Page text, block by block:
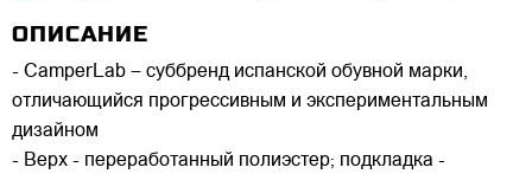
ОПИСАНИЕ
- CamperLab – суббренд испанской обувной марки,
отличающийся прогрессивным и экспериментальным
дизайном
- Верх - переработанный полиэстер; подкладка -